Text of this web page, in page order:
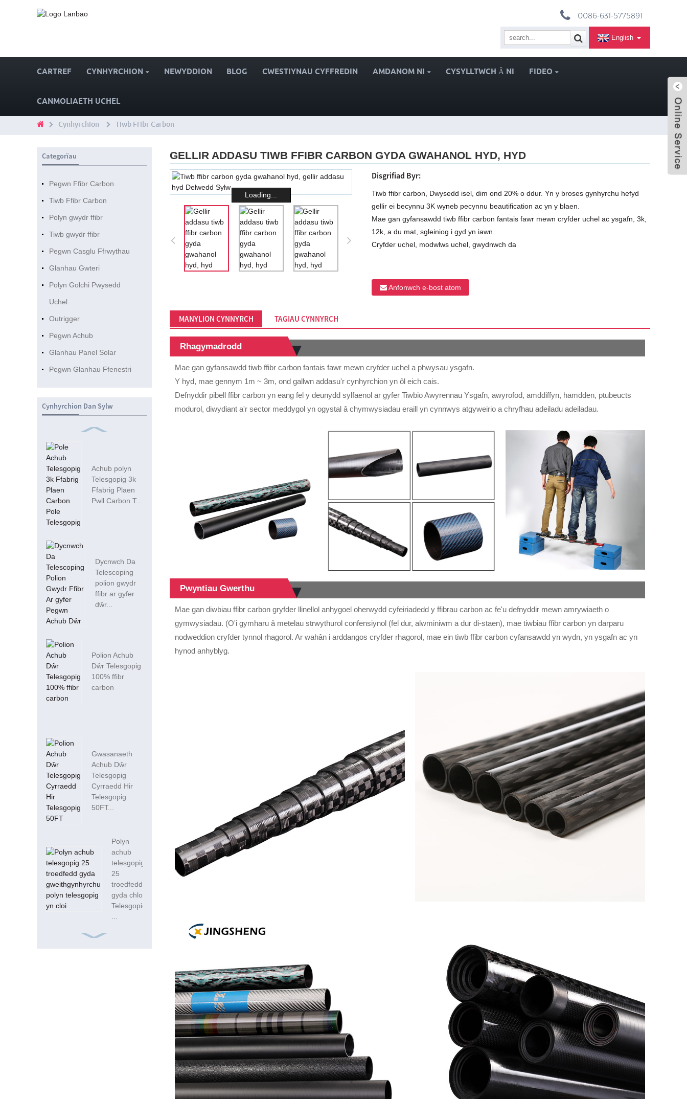
0086-631-5775891
English
CARTREF CYNHYRCHION NEWYDDION BLOG CWESTIYNAU CYFFREDIN AMDANOM NI CYSYLLTWCH Â NI FIDEO
CANMOLIAETH UCHEL
Cynhyrchion Tiwb Ffibr Carbon
Categorïau
Pegwn Ffibr Carbon
Tiwb Ffibr Carbon
Polyn gwydr ffibr
Tiwb gwydr ffibr
Pegwn Casglu Ffrwythau
Glanhau Gwteri
Polyn Golchi Pwysedd
Uchel
Outrigger
Pegwn Achub
Glanhau Panel Solar
Pegwn Glanhau Ffenestri
Cynhyrchion Dan Sylw
Achub polyn
Telesgopig 3k
Ffabrig Plaen
Pwll Carbon T...
Dycnwch Da
Telescoping
polion gwydr
ffibr ar gyfer
dŵr...
Polion Achub
Dŵr Telesgopig
100% ffibr
carbon
Gwasanaeth
Achub Dŵr
Telesgopig
Cyrraedd Hir
Telesgopig
50FT...
Polyn
achub
telesgopig
25
troedfedd
gyda chlo
Telesgopig
GELLIR ADDASU TIWB FFIBR CARBON GYDA GWAHANOL HYD, HYD
Loading...
Disgrifiad Byr:
Tiwb ffibr carbon, Dwysedd isel, dim ond 20% o ddur. Yn y broses gynhyrchu hefyd
gellir ei becynnu 3K wyneb pecynnu beautification ac yn y blaen.
Mae gan gyfansawdd tiwb ffibr carbon fantais fawr mewn cryfder uchel ac ysgafn, 3k,
12k, a du mat, sgleiniog i gyd yn iawn.
Cryfder uchel, modwlws uchel, gwydnwch da
Anfonwch e-bost atom
MANYLION CYNNYRCH TAGIAU CYNNYRCH
Rhagymadrodd
Mae gan gyfansawdd tiwb ffibr carbon fantais fawr mewn cryfder uchel a phwysau ysgafn.
Y hyd, mae gennym 1m ~ 3m, ond gallwn addasu'r cynhyrchion yn ôl eich cais.
Defnyddir pibell ffibr carbon yn eang fel y deunydd sylfaenol ar gyfer Tiwbio Awyrennau Ysgafn, awyrofod, amddiffyn, hamdden, ptubeucts
modurol, diwydiant a'r sector meddygol yn ogystal â chymwysiadau eraill yn cynnwys atgyweirio a chryfhau adeiladu adeiladau.
Pwyntiau Gwerthu
Mae gan diwbiau ffibr carbon gryfder llinellol anhygoel oherwydd cyfeiriadedd y ffibrau carbon ac fe'u defnyddir mewn amrywiaeth o
gymwysiadau. (O'i gymharu â metelau strwythurol confensiynol (fel dur, alwminiwm a dur di-staen), mae tiwbiau ffibr carbon yn darparu
nodweddion cryfder tynnol rhagorol. Ar wahân i arddangos cryfder rhagorol, mae ein tiwb ffibr carbon cyfansawdd yn wydn, yn ysgafn ac yn
hynod anhyblyg.